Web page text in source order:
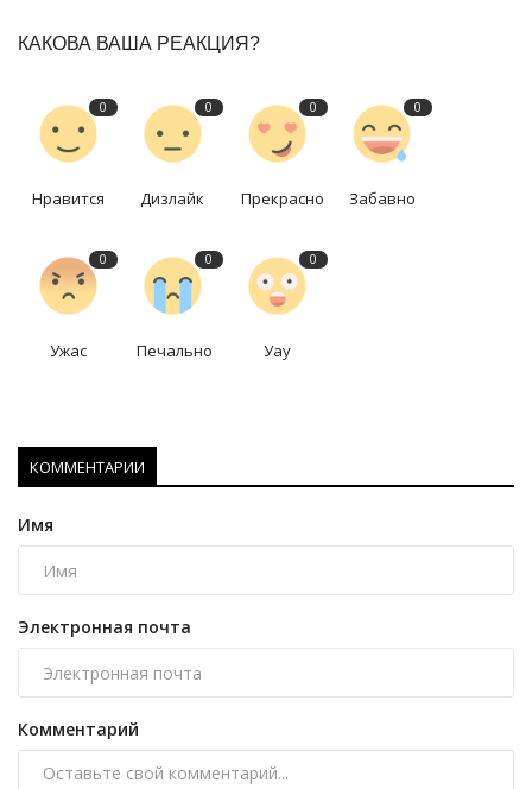
КАКОВА ВАША РЕАКЦИЯ?
0
Нравится
0
Дизлайк
0
Прекрасно
0
Забавно
0
Ужас
0
Печально
0
Уау
КОММЕНТАРИИ
Имя
Электронная почта
Комментарий